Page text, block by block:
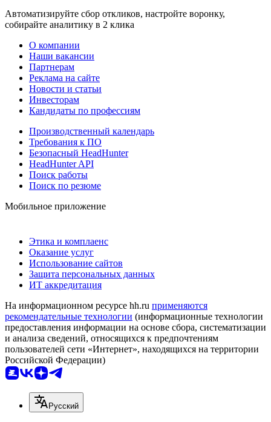
Автоматизируйте сбор откликов, настройте воронку,
собирайте аналитику в 2 клика
О компании
Наши вакансии
Партнерам
Реклама на сайте
Новости и статьи
Инвесторам
Кандидаты по профессиям
Производственный календарь
Требования к ПО
Безопасный HeadHunter
HeadHunter API
Поиск работы
Поиск по резюме
Мобильное приложение
Этика и комплаенс
Оказание услуг
Использование сайтов
Защита персональных данных
ИТ аккредитация
На информационном ресурсе hh.ru применяются
рекомендательные технологии (информационные технологии
предоставления информации на основе сбора, систематизации
и анализа сведений, относящихся к предпочтениям
пользователей сети «Интернет», находящихся на территории
Российской Федерации)
Русский